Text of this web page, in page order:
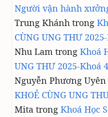
Người vận hành
Trung Khánh trong
CÙNG UNG THƯ
Nhu Lam trong Khoá
UNG THƯ 2025-Khoá 4
Nguyễn Phương Uyên
KHOẺ CÙNG UNG
Mita trong Khoá Học